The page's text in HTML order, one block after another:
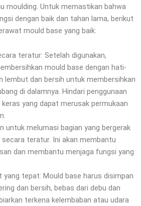
moulding. Untuk memastikan bahwa
dengan baik dan tahan lama, berikut
mould base yang baik:
teratur: Setelah digunakan,
mould base dengan hati-
lembut dan bersih untuk membersihkan
di dalamnya. Hindari penggunaan
yang dapat merusak permukaan
untuk melumasi bagian yang bergerak
teratur. Ini akan membantu
dan membantu menjaga fungsi yang
yang tepat: Mould base harus disimpan
dan bersih, bebas dari debu dan
terkena kelembaban atau udara